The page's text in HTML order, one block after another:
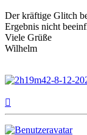
Der kräftige Glitch
Ergebnis nicht
Viele Grüße
Wilhelm